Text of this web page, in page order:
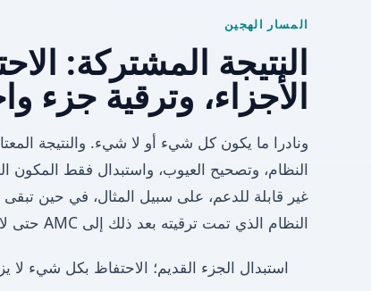
المسار الهجين
النتيجة المشتركة:
الأجزاء، وترقية جزء
ونادرا ما يكون كل شيء أو لا شيء. والنتيجة
النظام، وتصحيح العيوب، واستبدال فقط المكون
غير قابلة للدعم، على سبيل المثال، في حين
النظام الذي تمت ترقيته بعد ذلك إلى AMC حتى لا ينجرف أبدًا إلى الفشل.
استبدال الجزء القديم؛ الاحتفاظ بكل شيء لا